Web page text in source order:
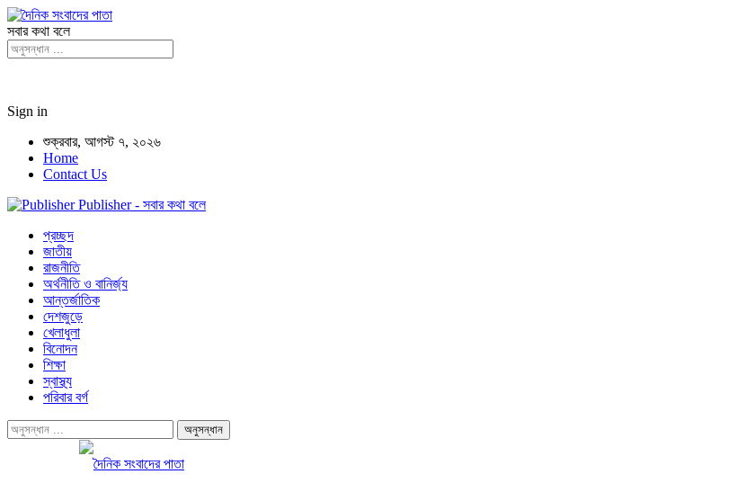
সবার কথা বলে
Sign in
শুক্রবার, আগস্ট ৭, ২০২৬
Home
Contact Us
Publisher - সবার কথা বলে
প্রচ্ছদ
জাতীয়
রাজনীতি
অর্থনীতি ও বানির্জ্য
আন্তর্জাতিক
দেশজুড়ে
খেলাধুলা
বিনোদন
শিক্ষা
স্বাস্থ্য
পরিবার বর্গ